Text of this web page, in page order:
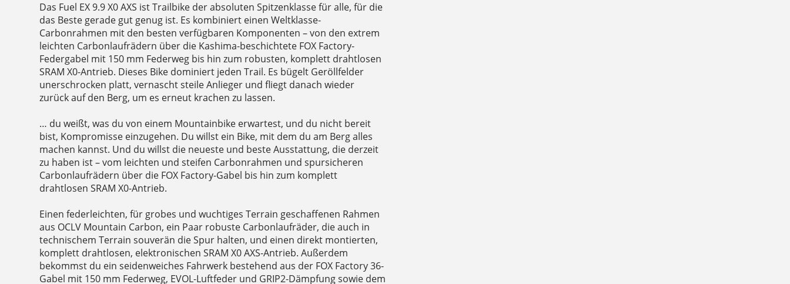
Das Fuel EX 9.9 X0 AXS ist Trailbike der absoluten Spitzenklasse für alle, für die
das Beste gerade gut genug ist. Es kombiniert einen Weltklasse-
Carbonrahmen mit den besten verfügbaren Komponenten – von den extrem
leichten Carbonlaufrädern über die Kashima-beschichtete FOX Factory-
Federgabel mit 150 mm Federweg bis hin zum robusten, komplett drahtlosen
SRAM X0-Antrieb. Dieses Bike dominiert jeden Trail. Es bügelt Geröllfelder
unerschrocken platt, vernascht steile Anlieger und fliegt danach wieder
zurück auf den Berg, um es erneut krachen zu lassen.
… du weißt, was du von einem Mountainbike erwartest, und du nicht bereit
bist, Kompromisse einzugehen. Du willst ein Bike, mit dem du am Berg alles
machen kannst. Und du willst die neueste und beste Ausstattung, die derzeit
zu haben ist – vom leichten und steifen Carbonrahmen und spursicheren
Carbonlaufrädern über die FOX Factory-Gabel bis hin zum komplett
drahtlosen SRAM X0-Antrieb.
Einen federleichten, für grobes und wuchtiges Terrain geschaffenen Rahmen
aus OCLV Mountain Carbon, ein Paar robuste Carbonlaufräder, die auch in
technischem Terrain souverän die Spur halten, und einen direkt montierten,
komplett drahtlosen, elektronischen SRAM X0 AXS-Antrieb. Außerdem
bekommst du ein seidenweiches Fahrwerk bestehend aus der FOX Factory 36-
Gabel mit 150 mm Federweg, EVOL-Luftfeder und GRIP2-Dämpfung sowie dem